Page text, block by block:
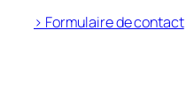
> Formulaire de contact